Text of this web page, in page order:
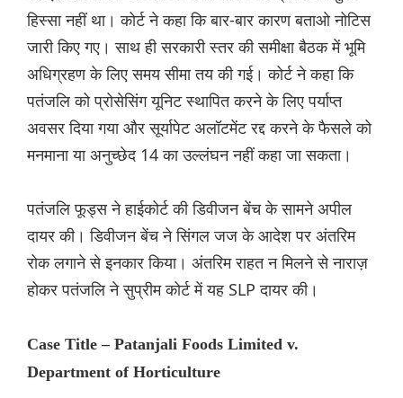
हिस्सा नहीं था। कोर्ट ने कहा कि बार-बार कारण बताओ नोटिस
जारी किए गए। साथ ही सरकारी स्तर की समीक्षा बैठक में भूमि
अधिग्रहण के लिए समय सीमा तय की गई। कोर्ट ने कहा कि
पतंजलि को प्रोसेसिंग यूनिट स्थापित करने के लिए पर्याप्त
अवसर दिया गया और सूर्यापेट अलॉटमेंट रद्द करने के फैसले को
मनमाना या अनुच्छेद 14 का उल्लंघन नहीं कहा जा सकता।
पतंजलि फूड्स ने हाईकोर्ट की डिवीजन बेंच के सामने अपील
दायर की। डिवीजन बेंच ने सिंगल जज के आदेश पर अंतरिम
रोक लगाने से इनकार किया। अंतरिम राहत न मिलने से नाराज़
होकर पतंजलि ने सुप्रीम कोर्ट में यह SLP दायर की।
Case Title – Patanjali Foods Limited v.
Department of Horticulture